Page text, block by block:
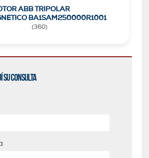
ABB TRIPOLAR
BA1SAM250000R1001
(360)
su consulta